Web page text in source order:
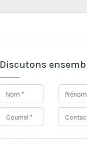
Discutons